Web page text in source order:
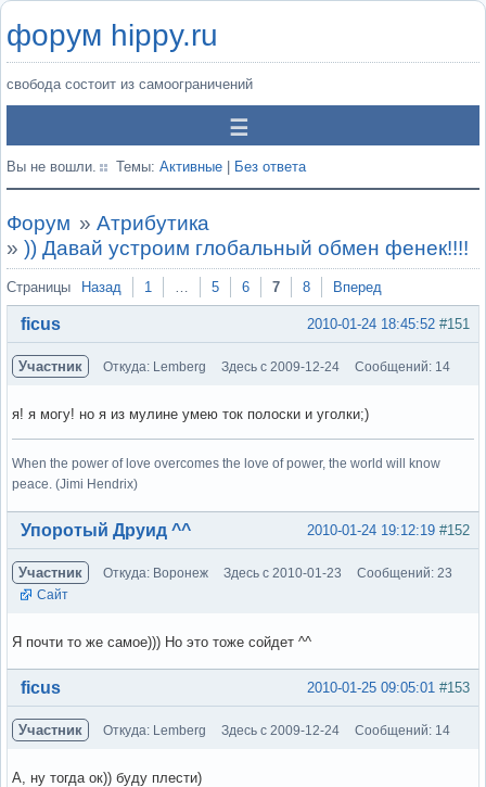
форум hippy.ru
свобода состоит из самоограничений
Вы не вошли. Темы: Активные Без ответа
Форум » Атрибутика
» )) Давай устроим глобальный обмен фенек!!!!
Страницы Назад 1 … 5 6 7 8 Вперед
#151
2010-01-24 18:45:52
ficus
Участник Откуда: Lemberg Здесь с 2009-12-24 Сообщений: 14
я! я могу! но я из мулине умею ток полоски и уголки;)
When the power of love overcomes the love of power, the world will know
peace. (Jimi Hendrix)
Вне форума #152
2010-01-24 19:12:19
Упоротый Друид ^^
Участник Откуда: Воронеж Здесь с 2010-01-23
Сообщений: 23
Сайт
Я почти то же самое))) Но это тоже сойдет ^^
Вне форума #153
2010-01-25 09:05:01
ficus
Участник Откуда: Lemberg Здесь с 2009-12-24 Сообщений: 14
А, ну тогда ок)) буду плести)